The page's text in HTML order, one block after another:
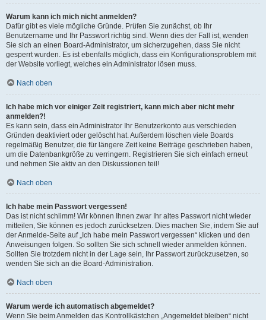
Warum kann ich mich nicht anmelden?
Dafür gibt es viele mögliche Gründe. Prüfen Sie zunächst, ob Ihr
Benutzername und Ihr Passwort richtig sind. Wenn dies der Fall ist, wenden
Sie sich an einen Board-Administrator, um sicherzugehen, dass Sie nicht
gesperrt wurden. Es ist ebenfalls möglich, dass ein Konfigurationsproblem mit
der Website vorliegt, welches ein Administrator lösen muss.
Nach oben
Ich habe mich vor einiger Zeit registriert, kann mich aber nicht mehr
anmelden?!
Es kann sein, dass ein Administrator Ihr Benutzerkonto aus verschieden
Gründen deaktiviert oder gelöscht hat. Außerdem löschen viele Boards
regelmäßig Benutzer, die für längere Zeit keine Beiträge geschrieben haben,
um die Datenbankgröße zu verringern. Registrieren Sie sich einfach erneut
und nehmen Sie aktiv an den Diskussionen teil!
Nach oben
Ich habe mein Passwort vergessen!
Das ist nicht schlimm! Wir können Ihnen zwar Ihr altes Passwort nicht wieder
mitteilen, Sie können es jedoch zurücksetzen. Dies machen Sie, indem Sie auf
der Anmelde-Seite auf „Ich habe mein Passwort vergessen“ klicken und den
Anweisungen folgen. So sollten Sie sich schnell wieder anmelden können.
Sollten Sie trotzdem nicht in der Lage sein, Ihr Passwort zurückzusetzen, so
wenden Sie sich an die Board-Administration.
Nach oben
Warum werde ich automatisch abgemeldet?
Wenn Sie beim Anmelden das Kontrollkästchen „Angemeldet bleiben“ nicht